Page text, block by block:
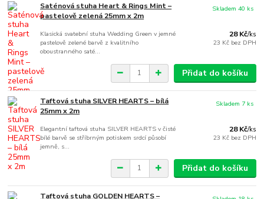
Saténová stuha Heart & Rings Mint –
pastelově zelená 25mm x 2m
Klasická svatební stuha Wedding Green v jemné
pastelově zelené barvě z kvalitního
oboustranného saté...
28 Kč/ks
23 Kč bez DPH
Skladem 40 ks
Přidat do košíku
Taftová stuha SILVER HEARTS – bílá
25mm x 2m
Elegantní taftová stuha SILVER HEARTS v čisté
bílé barvě se stříbrným potiskem srdcí působí
jemně, s...
28 Kč/ks
23 Kč bez DPH
Skladem 7 ks
Přidat do košíku
Taftová stuha GOLDEN HEARTS –